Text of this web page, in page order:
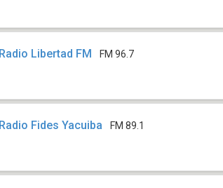
Radio Libertad FM FM 96.7
Radio Fides Yacuiba FM 89.1